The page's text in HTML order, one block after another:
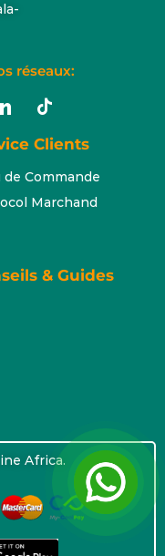
réseaux:
Clients
de Commande
Marchand
& Guides
Africa.